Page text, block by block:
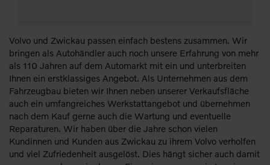
Volvo und Zwickau passen einfach bestens zusammen. Wir
bringen als Autohändler auch noch unsere Erfahrung von mehr
als 110 Jahren auf dem Automarkt mit ein und unterbreiten
Ihnen ein erstklassiges Angebot. Als Unternehmen aus dem
Fahrzeugbau bieten wir Ihnen neben unserer Verkaufsfläche
auch ein umfangreiches Werkstattangebot und übernehmen
nach dem Kauf gerne auch die Wartung und eventuelle
Reparaturen. Wir haben über die Jahre schon vielen
Kundinnen und Kunden aus Zwickau zu ihrem Volvo verholfen
und viel Zufriedenheit ausgelöst. Dies hängt sicher auch damit